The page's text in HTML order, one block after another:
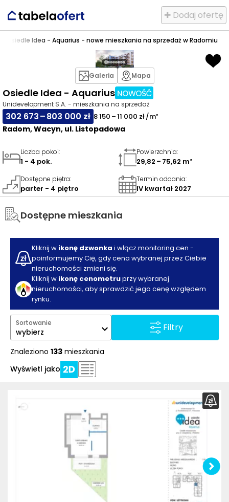
✚ Dodaj ofertę
Osiedle Idea - Aquarius - nowe mieszkania na sprzedaż w Radomiu
Osiedle Idea - Aquarius
Unidevelopment S.A. - mieszkania na sprzedaż
302 673 – 803 000 zł 8 150 – 11 000 zł /m²
Radom, Wacyn, ul. Listopadowa
Galeria Mapa
Liczba pokoi:
1 - 4 pok.
Powierzchnia:
29,82 – 75,62 m²
Dostępne piętra:
parter - 4 piętro
Termin oddania:
IV kwartał 2027
Dostępne mieszkania
Kliknij w ikonę dzwonka i włącz monitoring cen -
poinformujemy Cię, gdy cena wybranej przez Ciebie
nieruchomości zmieni się.
Kliknij w ikonę cenometruprzy wybranej
nieruchomości, aby sprawdzić jego cenę względem
rynku.
Filtry
Sortowanie
wybierz
Znaleziono 133 mieszkania
Wyświetl jako